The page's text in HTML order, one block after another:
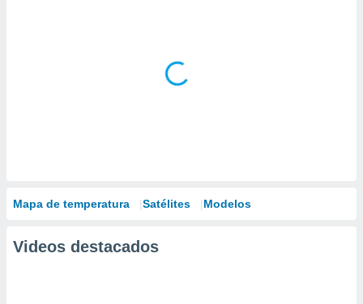
Mapa de temperatura Satélites Modelos
Videos destacados